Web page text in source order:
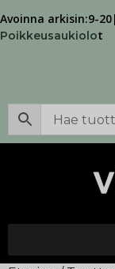
Avoinna arkisin:9-
Poikkeusaukiolot